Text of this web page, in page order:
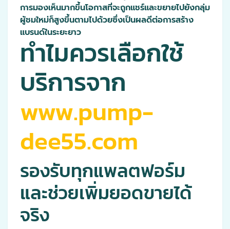
การมองเห็นมากขึ้นโอกาสที่จะถูกแชร์และขยายไปยังกลุ่ม
ผู้ชมใหม่ก็สูงขึ้นตามไปด้วยซึ่งเป็นผลดีต่อการสร้าง
แบรนด์ในระยะยาว
ทำไมควรเลือกใช้
บริการจาก
www.pump-
dee55.com
รองรับทุกแพลตฟอร์ม
และช่วยเพิ่มยอดขายได้
จริง